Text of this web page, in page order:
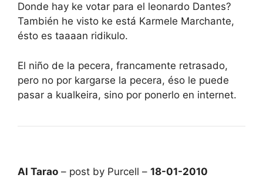
Donde hay ke votar para el leonardo Dantes?
También he visto ke está Karmele Marchante,
ésto es taaaan ridikulo.
El niño de la pecera, francamente retrasado,
pero no por kargarse la pecera, éso le puede
pasar a kualkeira, sino por ponerlo en internet.
Al Tarao – post by Purcell – 18-01-2010